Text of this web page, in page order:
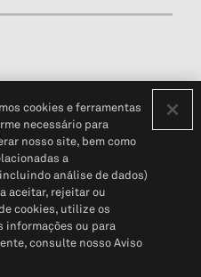
do cliente (em inglês)
© 2026 S&P Global
cookies e ferramentas
necessário para
nosso site, bem como
a
análise de dados)
aceitar, rejeitar ou
cookies, utilize os
informações ou para
consulte nosso Aviso